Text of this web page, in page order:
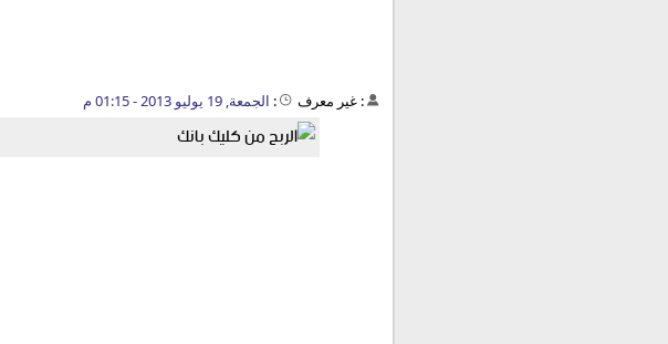
: غير معرف : الجمعة, 19 يوليو 2013 - 01:15 م